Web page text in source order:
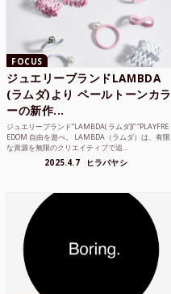
FOCUS
ジュエリーブランドLAMBDA
(ラムダ)より ペールトーンカラ
ーの新作...
ジュエリーブランド“LAMBDA( ラムダ))” “PLAYFRE
EDOM 自由を遊べ。 LAMBDA（ラムダ）は、有限
な資源を無限のクリエイティブで追...
2025.4.7 ヒラバヤシ